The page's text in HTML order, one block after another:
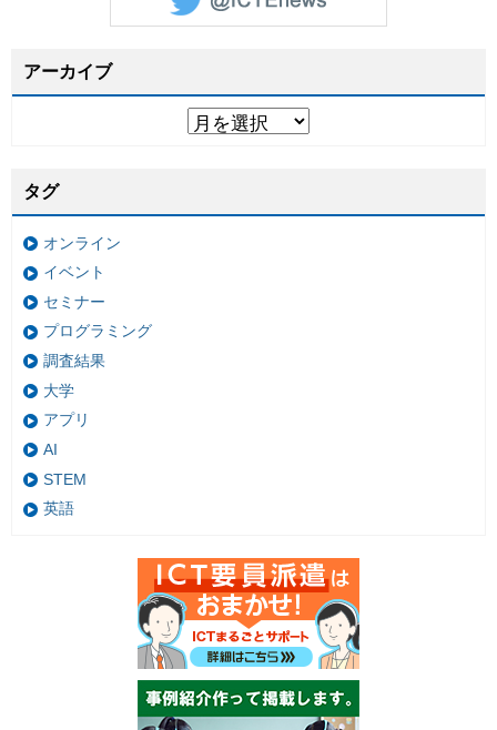
アーカイブ
タグ
オンライン
イベント
セミナー
プログラミング
調査結果
大学
アプリ
AI
STEM
英語